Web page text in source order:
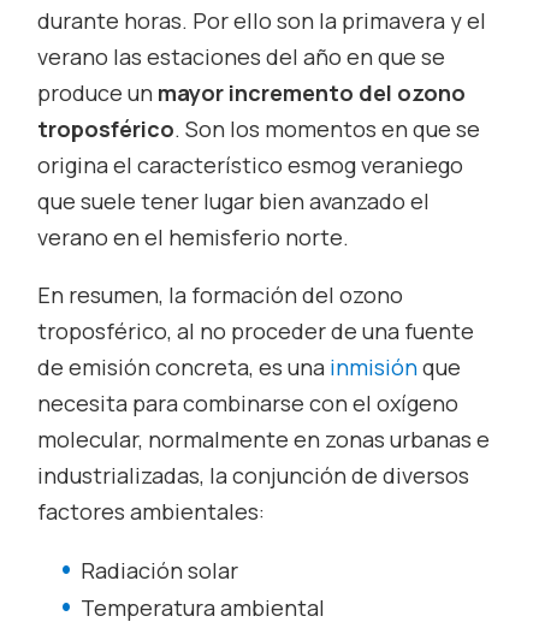
durante horas. Por ello son la primavera y el
verano las estaciones del año en que se
produce un mayor incremento del ozono
troposférico. Son los momentos en que se
origina el característico esmog veraniego
que suele tener lugar bien avanzado el
verano en el hemisferio norte.
En resumen, la formación del ozono
troposférico, al no proceder de una fuente
de emisión concreta, es una inmisiónque
necesita para combinarse con el oxígeno
molecular, normalmente en zonas urbanas e
industrializadas, la conjunción de diversos
factores ambientales:
Radiación solar
Temperatura ambiental